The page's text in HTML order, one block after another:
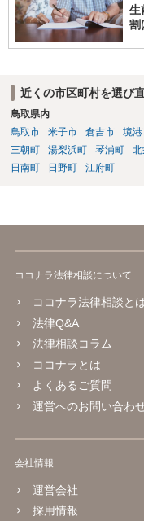
生
割
近くの市区町村を選び
鳥取県内
鳥取市
米子市 倉吉市 境港
三朝町
湯梨浜町 琴浦町
日南町
日野町 江府町
ココナラ法律相談について
ココナラ法律相談と
法律Q&A
法律相談コラム
ココナラとは
よくあるご質問
運営へのお問い合わ
会社情報
運営会社
採用情報